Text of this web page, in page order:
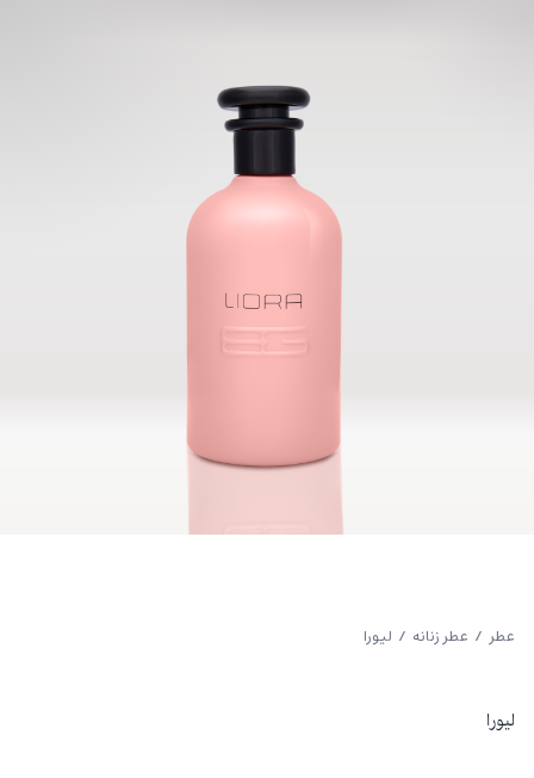
عطر / عطر زنانه / لیورا
لیورا